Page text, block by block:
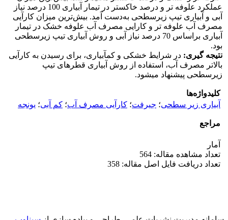
عملکرد علوفه تر و درصد خاکستر در تیمار آبیاری 100 درصد نیاز
آبی و آبیاری تیپ زیرسطحی به‌دست آمد. بیش‌ترین میزان کارآیی
مصرف آب علوفه تر و کارایی مصرف آب علوفه خشک در تیمار
آبیاری براساس 70 درصد نیاز آبی و روش آبیاری تیپ زیرسطحی
بود.
نتیجه­ گیری: در شرایط خشکی و کم­آبیاری، برای رسیدن به کارآیی
بالاتر مصرف آب، استفاده از روش آبیاری قطره­ای تیپ
زیرسطحی پیشنهاد می­شود.
کلیدواژه‌ها
آبیاری زیر سطحی؛ جیرفت؛ کارآیی مصرف آب؛ کم آبی؛ یونجه
مراجع
آمار
تعداد مشاهده مقاله: 564
تعداد دریافت فایل اصل مقاله: 358